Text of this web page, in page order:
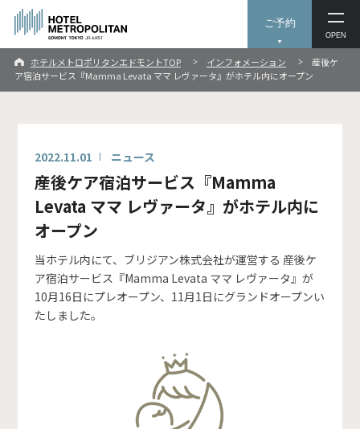
ご予約
OPEN
ホテルメトロポリタンエドモントTOP インフォメーション
産後ケ
ア宿泊サービス『Mamma Levata ママ レヴァータ』がホテル内にオープン
2022.11.01 ニュース
産後ケア宿泊サービス『Mamma
Levata ママ レヴァータ』がホテル内に
オープン
当ホテル内にて、ブリジアン株式会社が運営する 産後ケ
ア宿泊サービス『Mamma Levata ママ レヴァータ』が
10月16日にプレオープン、11月1日にグランドオープンい
たしました。